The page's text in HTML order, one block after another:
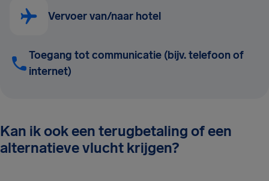
Vervoer van/naar hotel
Toegang tot communicatie (bijv. telefoon of
internet)
Kan ik ook een terugbetaling of een
alternatieve vlucht krijgen?